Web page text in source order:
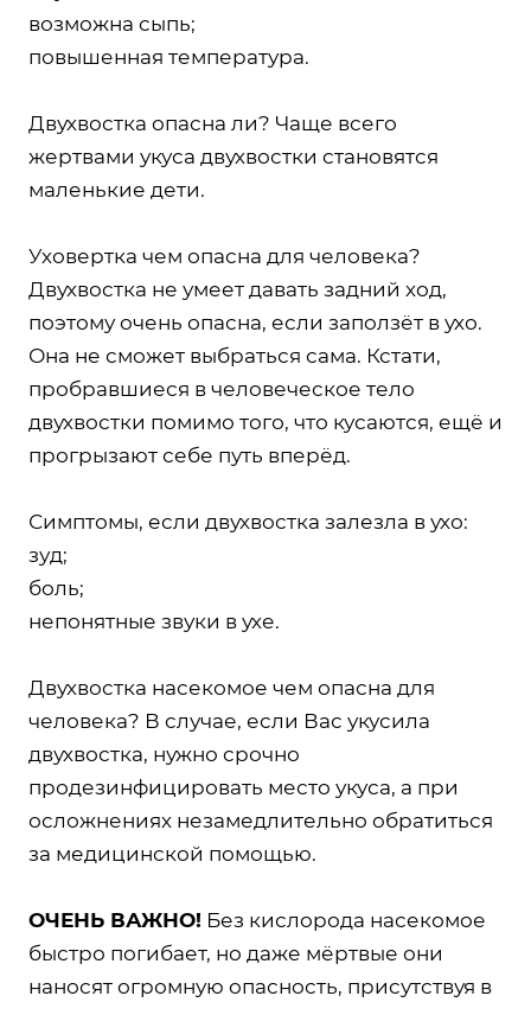
возможна сыпь;
повышенная температура.
Двухвостка опасна ли? Чаще всего
жертвами укуса двухвостки становятся
маленькие дети.
Уховертка чем опасна для человека?
Двухвостка не умеет давать задний ход,
поэтому очень опасна, если заползёт в ухо.
Она не сможет выбраться сама. Кстати,
пробравшиеся в человеческое тело
двухвостки помимо того, что кусаются, ещё и
прогрызают себе путь вперёд.
Симптомы, если двухвостка залезла в ухо:
зуд;
боль;
непонятные звуки в ухе.
Двухвостка насекомое чем опасна для
человека? В случае, если Вас укусила
двухвостка, нужно срочно
продезинфицировать место укуса, а при
осложнениях незамедлительно обратиться
за медицинской помощью.
ОЧЕНЬ ВАЖНО! Без кислорода насекомое
быстро погибает, но даже мёртвые они
наносят огромную опасность, присутствуя в